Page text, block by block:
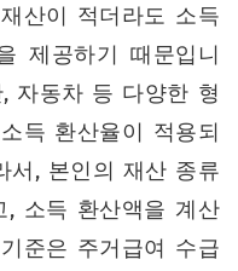
산이 적더라도 소득
제공하기 때문입니
자동차 등 다양한 형
득 환산율이 적용되
서, 본인의 재산 종류
, 소득 환산액을 계산
준은 주거급여 수급